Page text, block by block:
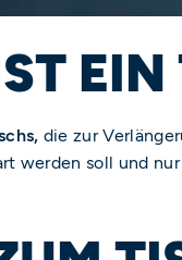
die zur
werden soll und